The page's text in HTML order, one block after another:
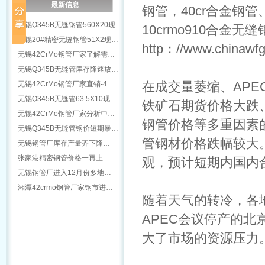
最新信息
无锡Q345B无缝钢管560X20现…
无锡20#精密无缝钢管51X2现…
无锡42CrMo钢管厂家了解需…
无锡Q345B无缝管库存降速放…
无锡42CrMo钢管厂家直销-4…
无锡Q345B无缝管63.5X10现…
无锡42CrMo钢管厂家分析中…
无锡Q345B无缝管钢价短期暴…
无锡钢管厂库存产量齐下降…
张家港精密钢管价格一再上…
无锡钢管厂进入12月份多地…
湘潭42crmo钢管厂家钢市进…
钢管，40cr合金钢管
10crmo910合金无缝
http：//
在成交量萎缩、
铁矿石期货价格大跌
钢管价格等多重因素
管钢材价格跌幅较大
观，预计短期内国内
随着天气的转冷，
APEC会议停产的北
大了市场的资源压力